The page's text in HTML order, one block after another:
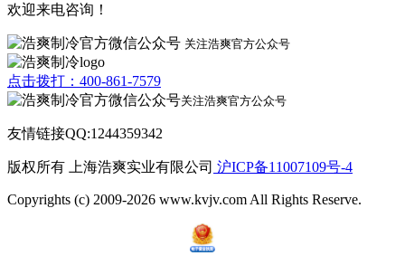
欢迎来电咨询！
关注浩爽官方公众号
点击拨打：400-861-7579
关注浩爽官方公众号
友情链接QQ:1244359342
版权所有 上海浩爽实业有限公司 沪ICP备11007109号-4
Copyrights (c) 2009-2026 www.kvjv.com All Rights Reserve.